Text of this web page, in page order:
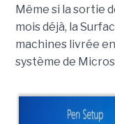
Même si la sortie
mois déjà, la
machines livrée
système de